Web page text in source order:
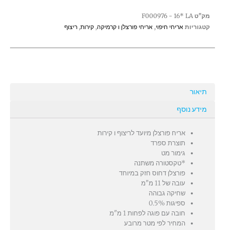
120
*60
מק"טF000976 - 16* LA
קטגוריות אריחי חיפוי, אריחי פורצלן ו קרמיקה, קירות, ריצוף
תיאור
מידע נוסף
אריח פורצלן מיועד לריצוף ו קירות
תוצרת ספרד
גימור מט
*טקסטורה משתנה
פורצלן דחוס חזק במיוחד
עובה של 11 מ"מ
שחיקה גבוהה
ספיגות 0.5%
חובה עם פוגה לפחות 1 מ"מ
המחיר לפי מטר מרובע